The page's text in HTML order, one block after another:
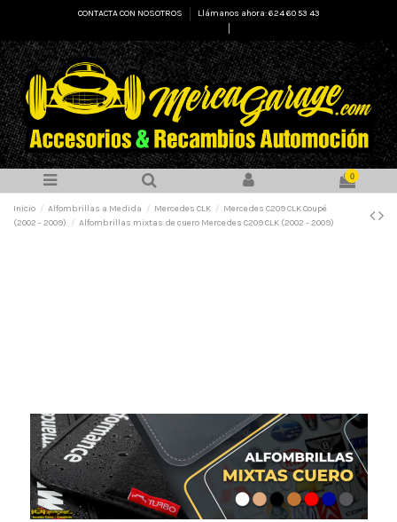
CONTACTA CON NOSOTROS
Llámanos ahora: 624 60 53 43
0
Inicio Alfombrillas a Medida Mercedes CLK
Mercedes C209 CLK Coupé
(2002 - 2009)
Alfombrillas mixtas de cuero Mercedes C209 CLK (2002 - 2009)